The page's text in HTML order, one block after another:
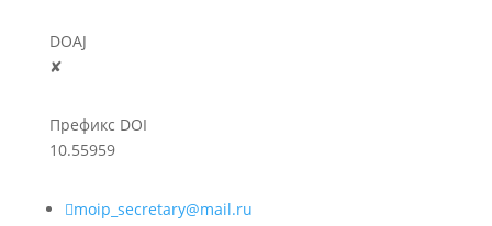
DOAJ
✘
Префикс DOI
10.55959
moip_secretary@mail.ru